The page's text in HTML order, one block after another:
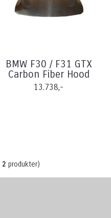
BMW F30 / F31 GTX
Carbon Fiber Hood
13.738,-
2 produkter)